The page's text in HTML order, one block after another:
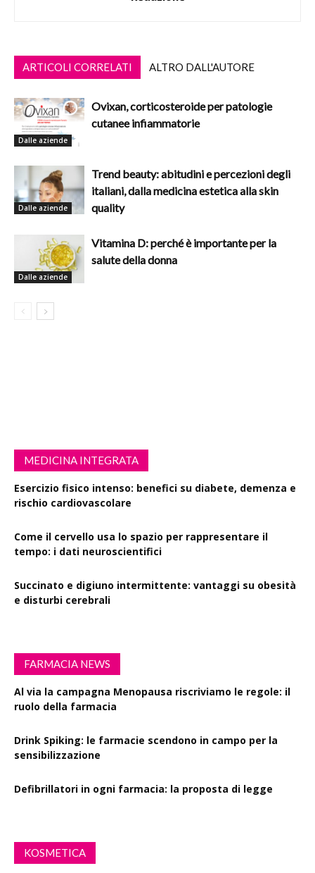
ARTICOLI CORRELATI ALTRO DALL'AUTORE
Dalle aziende
Ovixan, corticosteroide per patologie
cutanee infiammatorie
Dalle aziende
Trend beauty: abitudini e percezioni degli
italiani, dalla medicina estetica alla skin
quality
Dalle aziende
Vitamina D: perché è importante per la
salute della donna
MEDICINA INTEGRATA
Esercizio fisico intenso: benefici su diabete, demenza e
rischio cardiovascolare
Come il cervello usa lo spazio per rappresentare il
tempo: i dati neuroscientifici
Succinato e digiuno intermittente: vantaggi su obesità
e disturbi cerebrali
FARMACIA NEWS
Al via la campagna Menopausa riscriviamo le regole: il
ruolo della farmacia
Drink Spiking: le farmacie scendono in campo per la
sensibilizzazione
Defibrillatori in ogni farmacia: la proposta di legge
KOSMETICA